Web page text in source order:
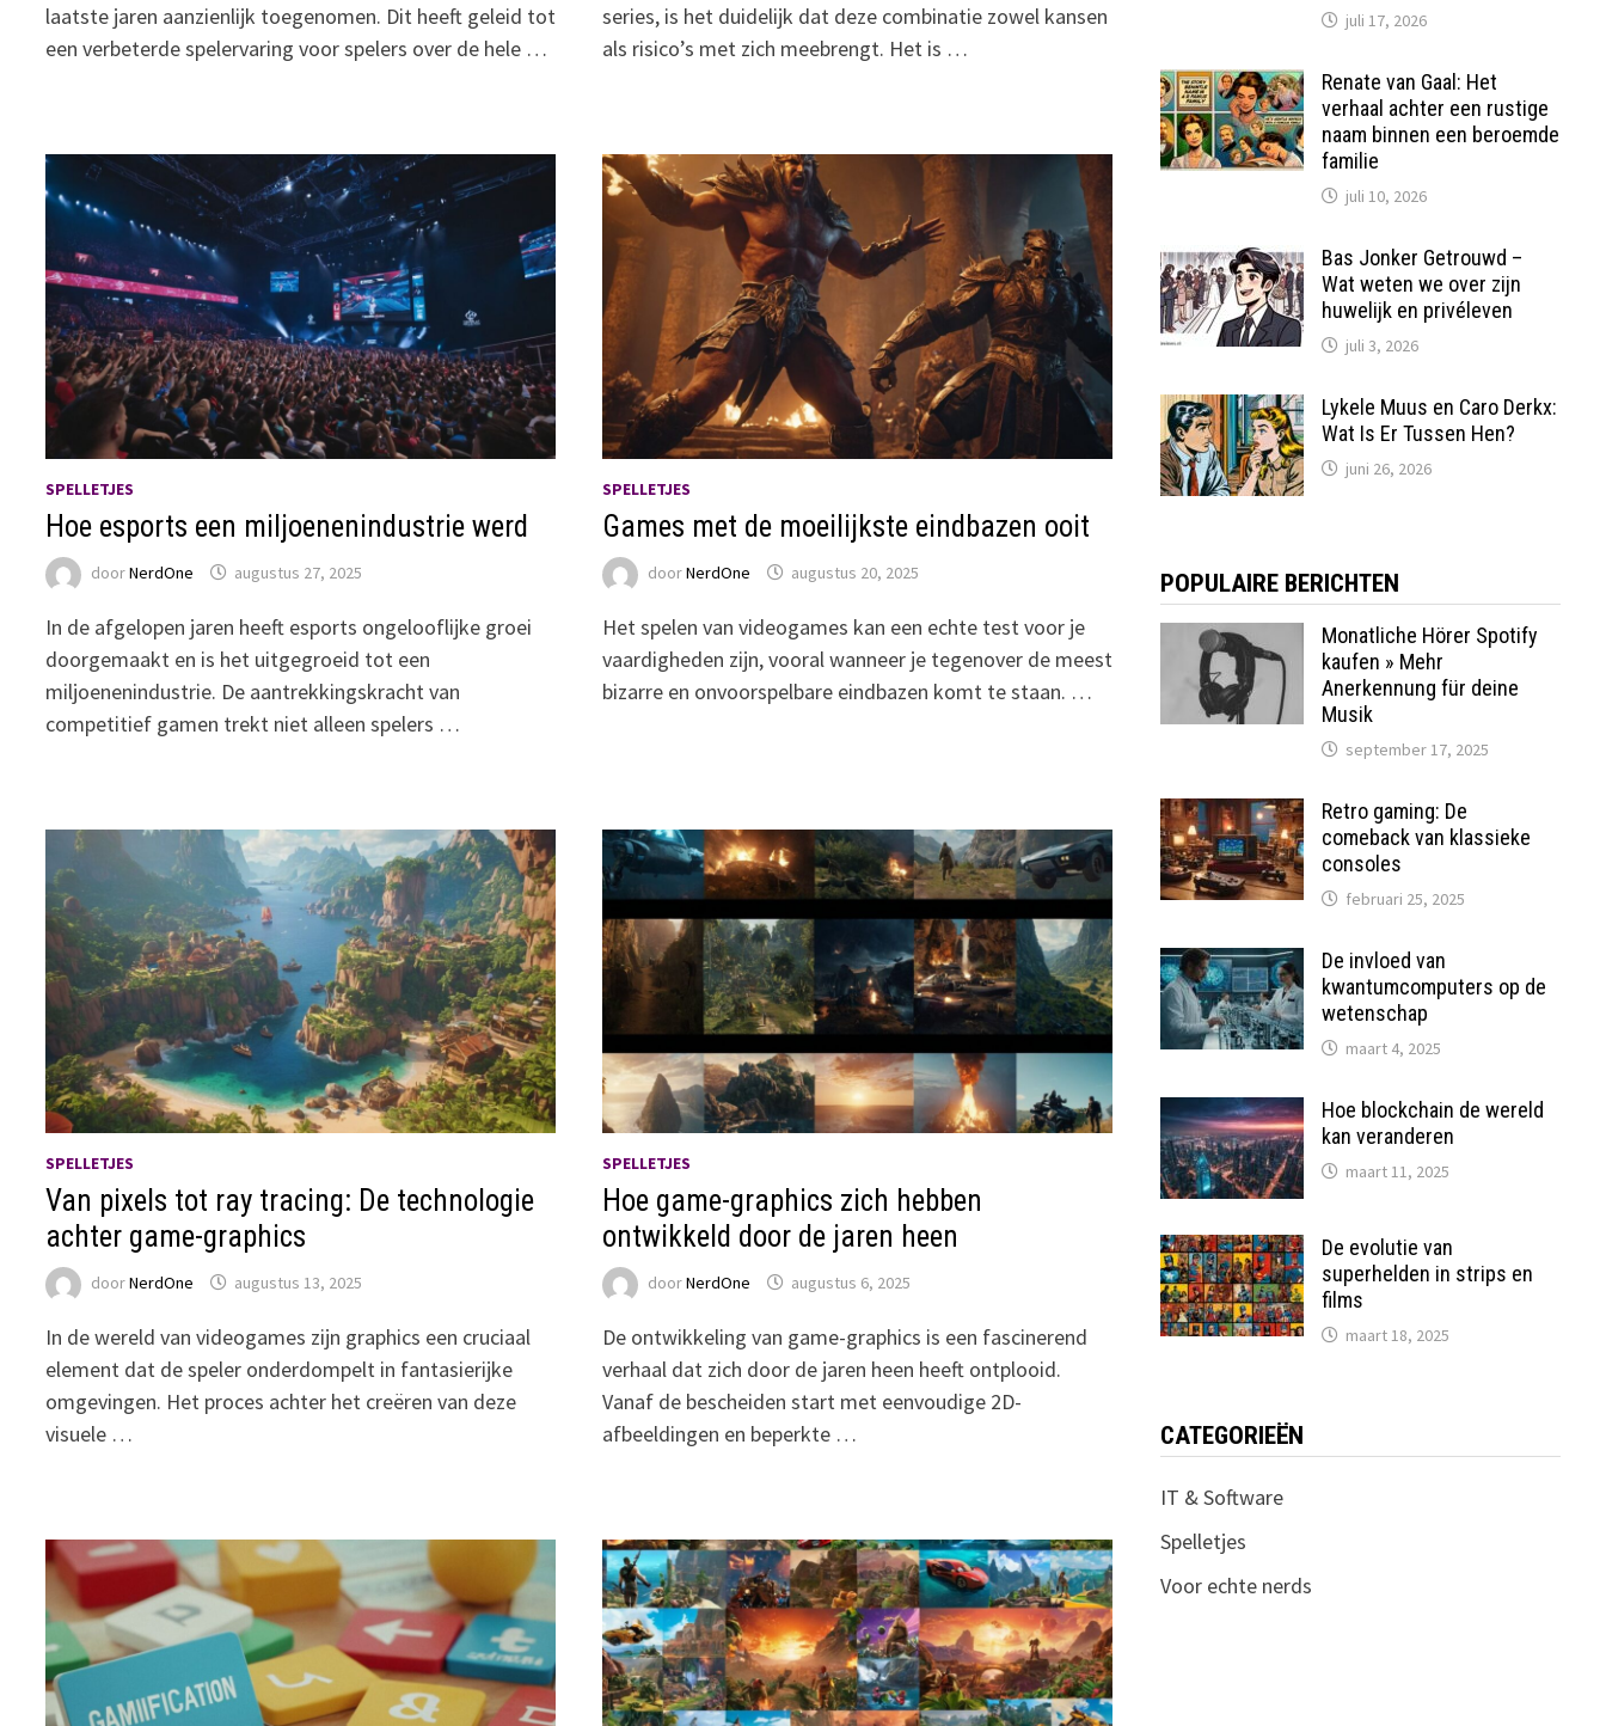
laatste jaren aanzienlijk toegenomen. Dit heeft geleid tot
een verbeterde spelervaring voor spelers over de hele …
series, is het duidelijk dat deze combinatie zowel kansen
als risico’s met zich meebrengt. Het is …
SPELLETJES
Hoe esports een miljoenenindustrie werd
doorNerdOne augustus 27, 2025
In de afgelopen jaren heeft esports ongelooflijke groei
doorgemaakt en is het uitgegroeid tot een
miljoenenindustrie. De aantrekkingskracht van
competitief gamen trekt niet alleen spelers …
SPELLETJES
Games met de moeilijkste eindbazen ooit
doorNerdOne augustus 20, 2025
Het spelen van videogames kan een echte test voor je
vaardigheden zijn, vooral wanneer je tegenover de meest
bizarre en onvoorspelbare eindbazen komt te staan. …
SPELLETJES
Van pixels tot ray tracing: De technologie
achter game-graphics
doorNerdOne augustus 13, 2025
In de wereld van videogames zijn graphics een cruciaal
element dat de speler onderdompelt in fantasierijke
omgevingen. Het proces achter het creëren van deze
visuele …
SPELLETJES
Hoe game-graphics zich hebben
ontwikkeld door de jaren heen
doorNerdOne augustus 6, 2025
De ontwikkeling van game-graphics is een fascinerend
verhaal dat zich door de jaren heen heeft ontplooid.
Vanaf de bescheiden start met eenvoudige 2D-
afbeeldingen en beperkte …
juli 17, 2026
Renate van Gaal: Het
verhaal achter een rustige
naam binnen een beroemde
familie
juli 10, 2026
Bas Jonker Getrouwd –
Wat weten we over zijn
huwelijk en privéleven
juli 3, 2026
Lykele Muus en Caro Derkx:
Wat Is Er Tussen Hen?
juni 26, 2026
POPULAIRE BERICHTEN
Monatliche Hörer Spotify
kaufen » Mehr
Anerkennung für deine
Musik
september 17, 2025
Retro gaming: De
comeback van klassieke
consoles
februari 25, 2025
De invloed van
kwantumcomputers op de
wetenschap
maart 4, 2025
Hoe blockchain de wereld
kan veranderen
maart 11, 2025
De evolutie van
superhelden in strips en
films
maart 18, 2025
CATEGORIEËN
IT & Software
Spelletjes
Voor echte nerds